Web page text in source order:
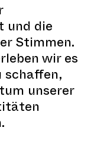
und die
Stimmen.
wir es
schaffen,
unserer